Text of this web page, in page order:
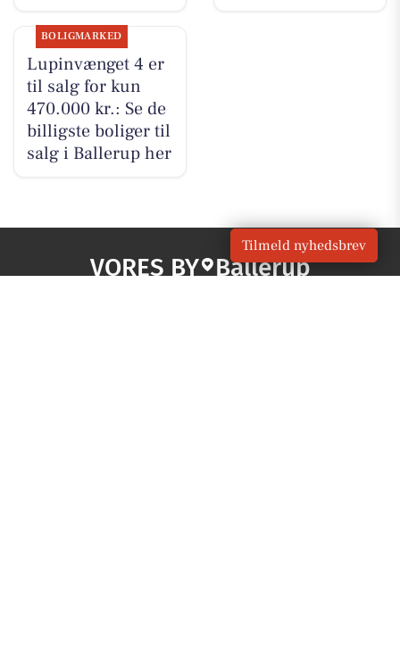
BOLIGMARKED
Lupinvænget 4 er
til salg for kun
470.000 kr.: Se de
billigste boliger til
salg i Ballerup her
VORES BY Ballerup
Tilmeld nyhedsbrev